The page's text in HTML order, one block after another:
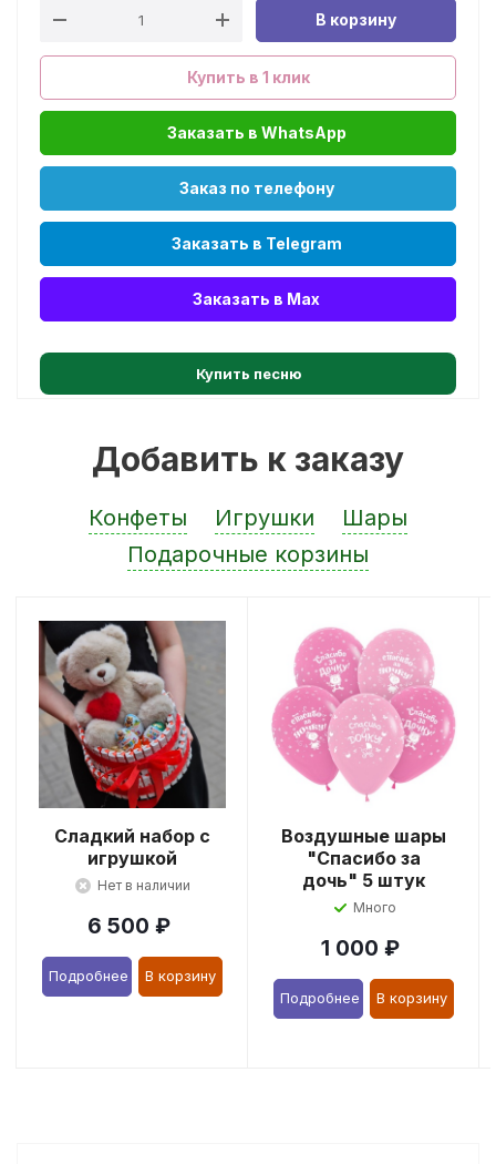
В корзину
Купить в 1 клик
Заказать в WhatsApp
Заказ по телефону
Заказать в Telegram
Заказать в Max
Купить песню
Добавить к заказу
Конфеты Игрушки
Шары
Подарочные корзины
Сладкий набор с
игрушкой
Нет в наличии
6 500 ₽
Подробнее В корзину
Воздушные шары
"Спасибо за
дочь" 5 штук
Много
1 000 ₽
Подробнее В корзину